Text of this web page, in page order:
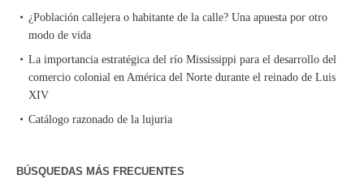
¿Población callejera o habitante de la calle? Una apuesta por otro
modo de vida
La importancia estratégica del río Mississippi para el desarrollo del
comercio colonial en América del Norte durante el reinado de Luis
XIV
Catálogo razonado de la lujuria
BÚSQUEDAS MÁS FRECUENTES